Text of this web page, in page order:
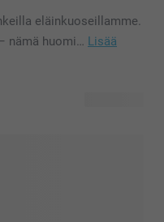
eläinkuoseillamme.
nämä huomi… Lisää